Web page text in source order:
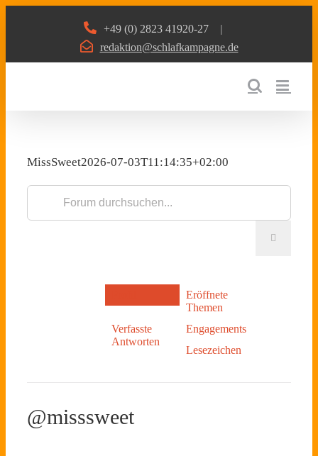
+49 (0) 2823 41920-27
|
redaktion@schlafkampagne.de
MissSweet2026-07-03T11:14:35+02:00
Eröffnete
Themen
Verfasste
Antworten
Engagements
Lesezeichen
@misssweet